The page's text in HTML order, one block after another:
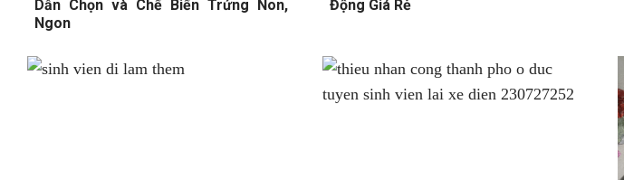
Dẫn Chọn và Chế Biến Trứng Non,
Ngon
Động Giá Rẻ